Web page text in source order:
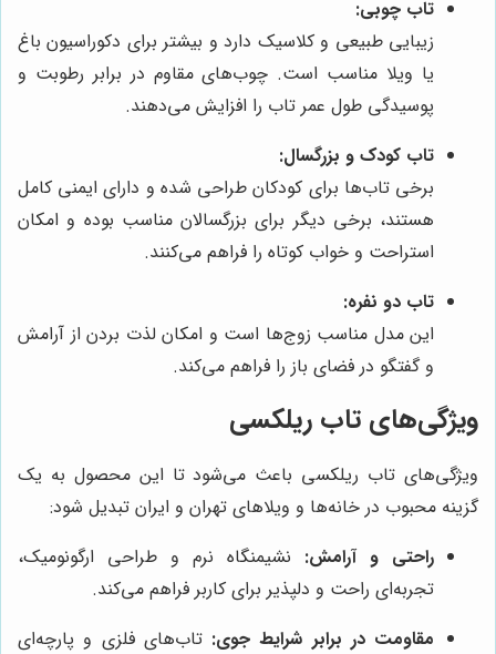
تاب چوبی:
زیبایی طبیعی و کلاسیک دارد و بیشتر برای دکوراسیون باغ
یا ویلا مناسب است. چوب‌های مقاوم در برابر رطوبت و
پوسیدگی طول عمر تاب را افزایش می‌دهند.
تاب کودک و بزرگسال:
برخی تاب‌ها برای کودکان طراحی شده و دارای ایمنی کامل
هستند، برخی دیگر برای بزرگسالان مناسب بوده و امکان
استراحت و خواب کوتاه را فراهم می‌کنند.
تاب دو نفره:
این مدل مناسب زوج‌ها است و امکان لذت بردن از آرامش
و گفتگو در فضای باز را فراهم می‌کند.
ویژگی‌های تاب ریلکسی
ویژگی‌های تاب ریلکسی باعث می‌شود تا این محصول به یک
گزینه محبوب در خانه‌ها و ویلاهای تهران و ایران تبدیل شود:
راحتی و آرامش: نشیمنگاه نرم و طراحی ارگونومیک،
تجربه‌ای راحت و دلپذیر برای کاربر فراهم می‌کند.
مقاومت در برابر شرایط جوی: تاب‌های فلزی و پارچه‌ای